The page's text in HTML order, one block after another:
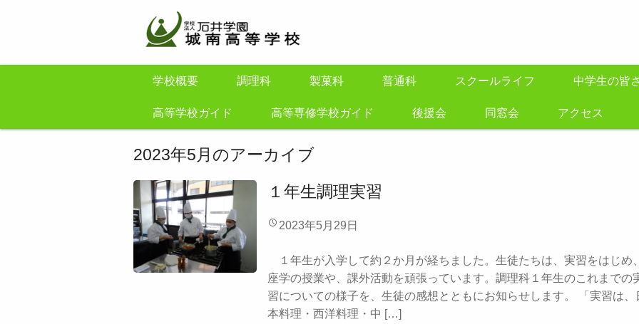
学校概要 調理科 製菓科 普通科 スクールライフ 中学生の皆
高等学校ガイド 高等専修学校ガイド 後援会 同窓会 アクセス
2023年5月 のアーカイブ
１年生調理実習
2023年5月29日
１年生が入学して約２か月が経ちました。生徒たちは、実習をはじめ、
座学の授業や、課外活動を頑張っています。調理科１年生のこれまでの
習についての様子を、生徒の感想とともにお知らせします。 「実習は、
本料理・西洋料理・中 […]